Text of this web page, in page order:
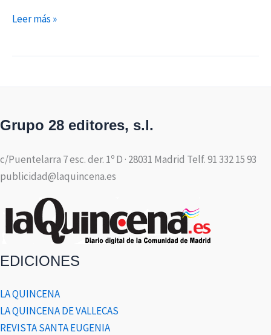
Leer más »
Grupo 28 editores, s.l.
c/Puentelarra 7 esc. der. 1º D · 28031 Madrid Telf. 91 332 15 93
publicidad@laquincena.es
EDICIONES
LA QUINCENA
LA QUINCENA DE VALLECAS
REVISTA SANTA EUGENIA